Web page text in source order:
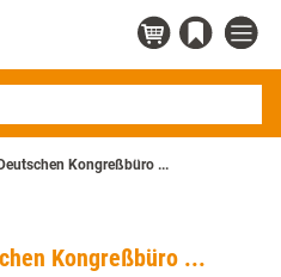
Kongreßbüro ...
Kongreßbüro ...